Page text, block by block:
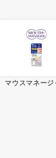
マウスマネージ